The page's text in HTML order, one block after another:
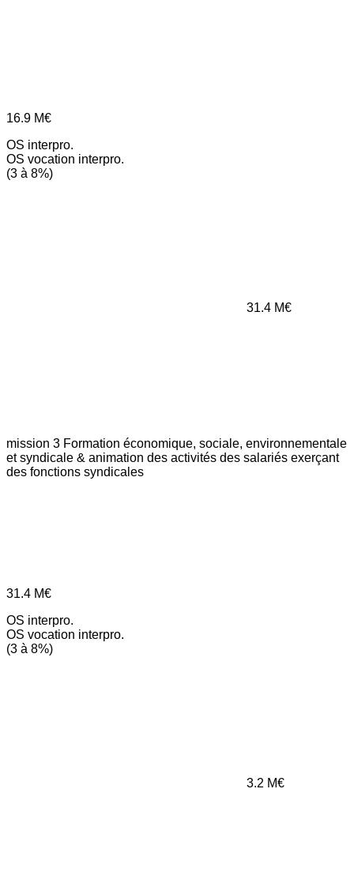
16.9 M€
OS interpro.
OS vocation interpro.
(3 à 8%)
31.4 M€
mission 3 Formation économique, sociale, environnementale
et syndicale & animation des activités des salariés exerçant
des fonctions syndicales
31.4 M€
OS interpro.
OS vocation interpro.
(3 à 8%)
3.2 M€